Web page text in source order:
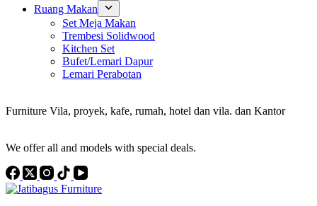
Ruang Makan
Set Meja Makan
Trembesi Solidwood
Kitchen Set
Bufet/Lemari Dapur
Lemari Perabotan
Furniture Vila, proyek, kafe, rumah, hotel dan vila. dan Kantor
We offer all and models with special deals.